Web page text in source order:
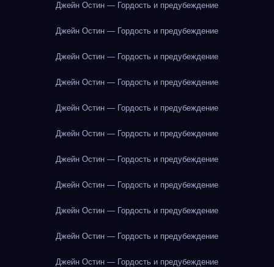
Джейн Остин — Гордость и предубеждение
Джейн Остин — Гордость и предубеждение
Джейн Остин — Гордость и предубеждение
Джейн Остин — Гордость и предубеждение
Джейн Остин — Гордость и предубеждение
Джейн Остин — Гордость и предубеждение
Джейн Остин — Гордость и предубеждение
Джейн Остин — Гордость и предубеждение
Джейн Остин — Гордость и предубеждение
Джейн Остин — Гордость и предубеждение
Джейн Остин — Гордость и предубеждение